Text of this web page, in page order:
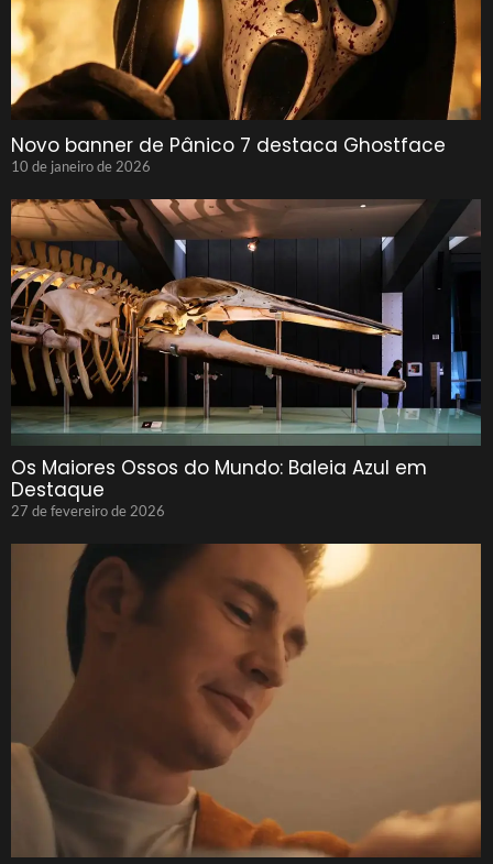
Novo banner de Pânico 7 destaca Ghostface
10 de janeiro de 2026
Os Maiores Ossos do Mundo: Baleia Azul em
Destaque
27 de fevereiro de 2026